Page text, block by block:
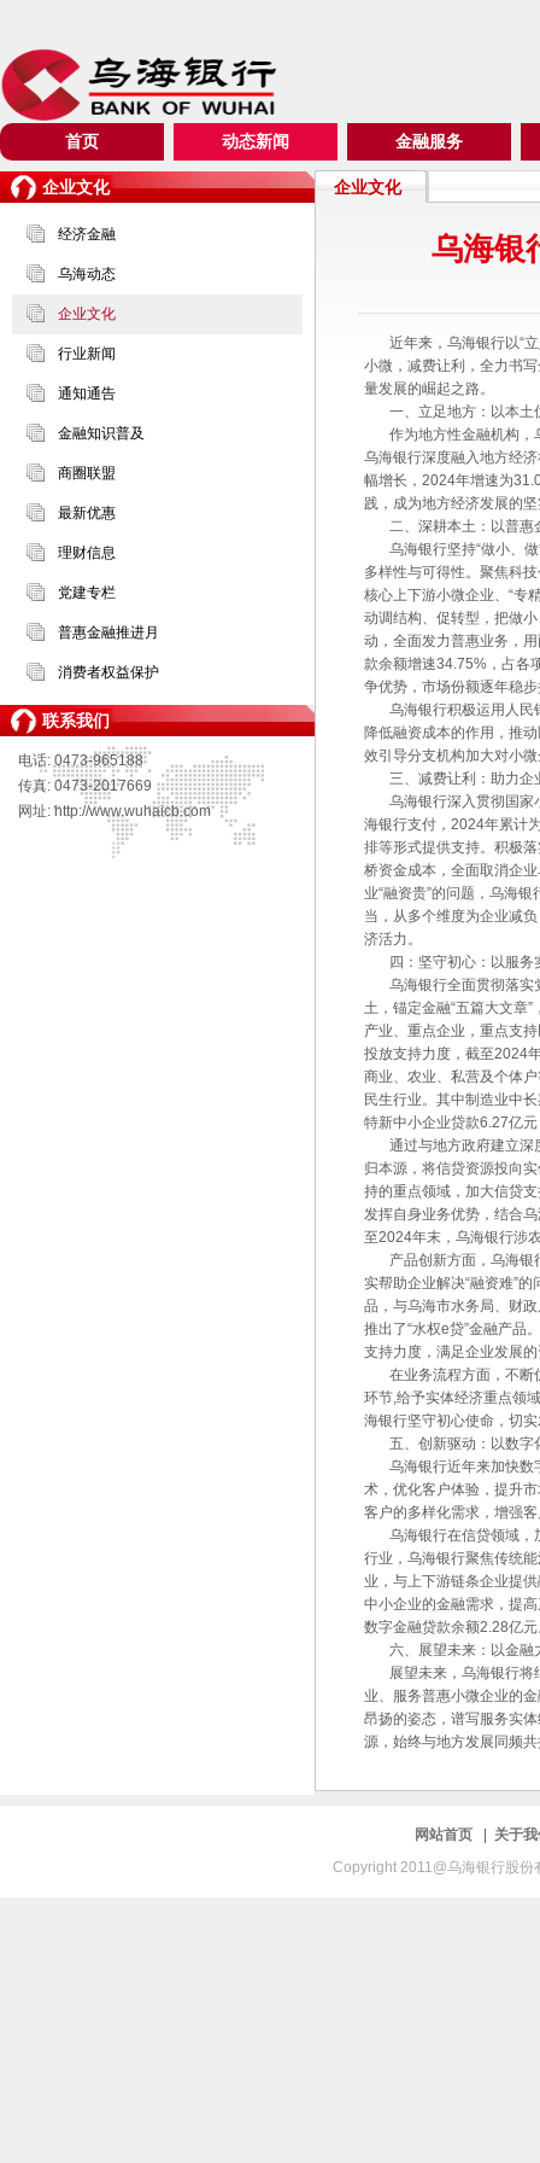
首页 动态新闻 金融服务
企业文化
经济金融
乌海动态
企业文化
行业新闻
通知通告
金融知识普及
商圈联盟
最新优惠
理财信息
党建专栏
普惠金融推进月
消费者权益保护
联系我们
电话: 0473-965188
传真: 0473-2017669
网址: http://www.wuhaicb.com
企业文化
乌海银
近年来，乌海银行以“立
小微，减费让利，全力书
量发展的崛起之路。
一、立足地方：以本土
作为地方性金融机构，
乌海银行深度融入地方经
幅增长，2024年增速为
践，成为地方经济发展的
二、深耕本土：以普惠
乌海银行坚持“做小、做
多样性与可得性。聚焦科
核心上下游小微企业、“专
动调结构、促转型，把做
动，全面发力普惠业务，
款余额增速34.75%，占各
争优势，市场份额逐年稳
乌海银行积极运用人民
降低融资成本的作用，推
效引导分支机构加大对小
三、减费让利：助力企
乌海银行深入贯彻国家
海银行支付，2024年累计
排等形式提供支持。积极
桥资金成本，全面取消企
业“融资贵”的问题，乌海
当，从多个维度为企业减
济活力。
四：坚守初心：以服务
乌海银行全面贯彻落实
土，锚定金融“五篇大文章
产业、重点企业，重点支
投放支持力度，截至2024
商业、农业、私营及个体
民生行业。其中制造业中
特新中小企业贷款6.27亿
通过与地方政府建立深
归本源，将信贷资源投向
持的重点领域，加大信贷
发挥自身业务优势，结合
至2024年末，乌海银行涉
产品创新方面，乌海银行
实帮助企业解决“融资难”的
品，与乌海市水务局、财
推出了“水权e贷”金融产品
支持力度，满足企业发展
在业务流程方面，不断
环节,给予实体经济重点领
海银行坚守初心使命，切
五、创新驱动：以数字
乌海银行近年来加快数
术，优化客户体验，提升
客户的多样化需求，增强
乌海银行在信贷领域，加
行业，乌海银行聚焦传统
业，与上下游链条企业提
中小企业的金融需求，提
数字金融贷款余额2.28亿
六、展望未来：以金融
展望未来，乌海银行将
业、服务普惠小微企业的
昂扬的姿态，谱写服务实
源，始终与地方发展同频
网站首页
关于
Copyright 2011@乌海银行股